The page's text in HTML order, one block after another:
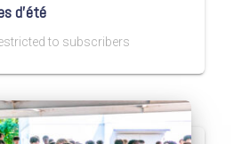
d’été
to subscribers